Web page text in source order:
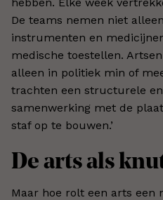
De teams nemen niet
instrumenten en
medische toestellen.
alleen in politiek min of
trachten een structurele
samenwerking met de
staf op te bouwen.’
De arts als
Maar hoe rolt een arts een